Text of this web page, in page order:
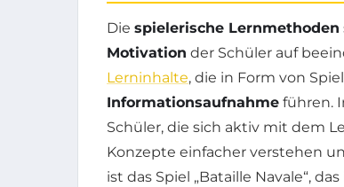
Die spielerische Lernmethoden
Motivation der Schüler auf
Lerninhalte, die in Form von
Informationsaufnahme führen.
Schüler, die sich aktiv mit dem
Konzepte einfacher verstehen
ist das Spiel „Bataille Navale“,